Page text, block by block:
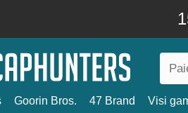
Goorin Bros. 47 Brand Visi